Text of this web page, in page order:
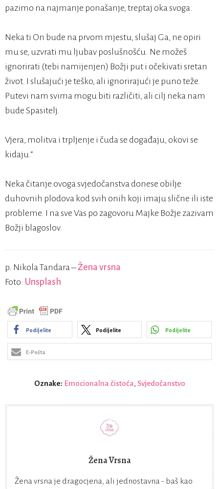
pazimo na najmanje ponašanje, treptaj oka svoga.
Neka ti On bude na prvom mjestu, slušaj Ga, ne opiri
mu se, uzvrati mu ljubav poslušnošću. Ne možeš
ignorirati (tebi namijenjen) Božji put i očekivati sretan
život. I slušajući je teško, ali ignorirajući je puno teže.
Putevi nam svima mogu biti različiti, ali cilj neka nam
bude Spasitelj.
Vjera, molitva i trpljenje i čuda se događaju, okovi se
kidaju.“
Neka čitanje ovoga svjedočanstva donese obilje
duhovnih plodova kod svih onih koji imaju slične ili iste
probleme. I na sve Vas po zagovoru Majke Božje zazivam
Božji blagoslov.
p. Nikola Tandara –Žena vrsna
Foto: Unsplash
Podijelite Podijelite Podijelite
E-Pošta
Oznake: Emocionalna čistoća, Svjedočanstvo
Žena Vrsna
Žena vrsna je dragocjena, ali jednostavna - baš kao